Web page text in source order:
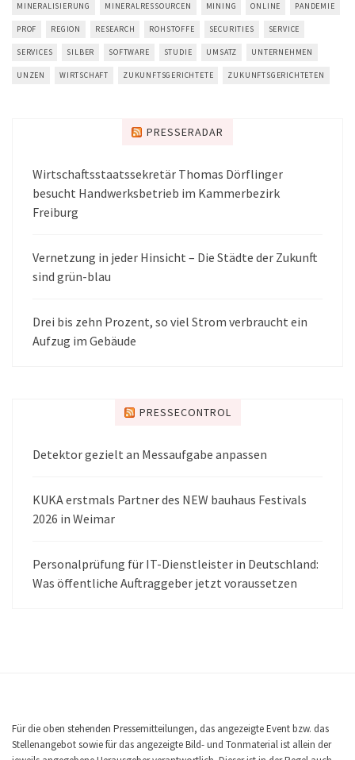
MINERALISIERUNG MINERALRESSOURCEN MINING ONLINE PANDEMIE
PROF REGION RESEARCH ROHSTOFFE SECURITIES SERVICE
SERVICES SILBER SOFTWARE STUDIE UMSATZ UNTERNEHMEN
UNZEN WIRTSCHAFT ZUKUNFTSGERICHTETE ZUKUNFTSGERICHTETEN
PRESSERADAR
Wirtschaftsstaatssekretär Thomas Dörflinger
besucht Handwerksbetrieb im Kammerbezirk
Freiburg
Vernetzung in jeder Hinsicht – Die Städte der Zukunft
sind grün-blau
Drei bis zehn Prozent, so viel Strom verbraucht ein
Aufzug im Gebäude
PRESSECONTROL
Detektor gezielt an Messaufgabe anpassen
KUKA erstmals Partner des NEW bauhaus Festivals
2026 in Weimar
Personalprüfung für IT-Dienstleister in Deutschland:
Was öffentliche Auftraggeber jetzt voraussetzen
Für die oben stehenden Pressemitteilungen, das angezeigte Event bzw. das
Stellenangebot sowie für das angezeigte Bild- und Tonmaterial ist allein der